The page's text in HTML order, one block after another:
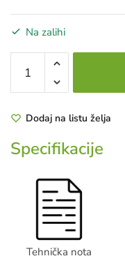
Na zalihi
COLLECTION
20W50
2L
Dodaj na listu želja
Specifikacije
Tehnička nota